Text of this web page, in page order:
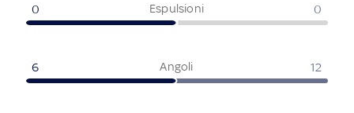
Espulsioni
0 0
Angoli
6 12